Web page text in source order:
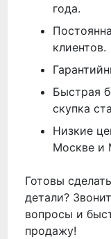
года.
клиентов.
Быстрая
скупка
Низкие
Москве и
Готовы
детали?
вопросы и
продажу!